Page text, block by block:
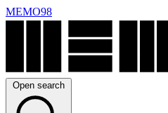
MEMO98
Open search